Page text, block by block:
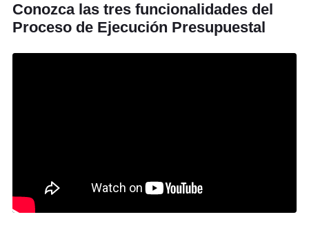
Conozca las tres funcionalidades del
Proceso de Ejecución Presupuestal